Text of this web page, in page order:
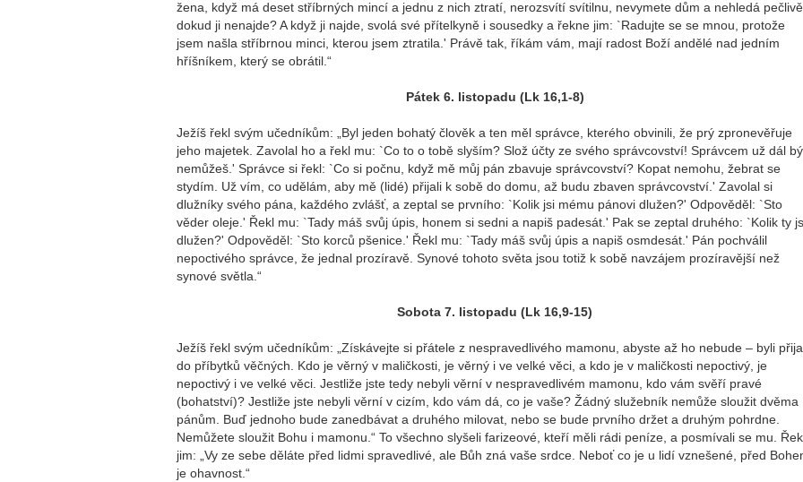
žena, když má deset stříbrných mincí a jednu z nich ztratí, nerozsvítí svítilnu, nevymete dům a nehledá
dokud ji nenajde? A když ji najde, svolá své přítelkyně i sousedky a řekne jim: `Radujte se se mnou, protože
jsem našla stříbrnou minci, kterou jsem ztratila.' Právě tak, říkám vám, mají radost Boží andělé nad jedním
hříšníkem, který se obrátil.“
Pátek 6. listopadu (Lk 16,1-8)
Ježíš řekl svým učedníkům: „Byl jeden bohatý člověk a ten měl správce, kterého obvinili, že prý zpronevěřuje
jeho majetek. Zavolal ho a řekl mu: `Co to o tobě slyším? Slož účty ze svého správcovství! Správcem už dál
nemůžeš.' Správce si řekl: `Co si počnu, když mě můj pán zbavuje správcovství? Kopat nemohu, žebrat se
stydím. Už vím, co udělám, aby mě (lidé) přijali k sobě do domu, až budu zbaven správcovství.' Zavolal si
dlužníky svého pána, každého zvlášť, a zeptal se prvního: `Kolik jsi mému pánovi dlužen?' Odpověděl: `Sto
věder oleje.' Řekl mu: `Tady máš svůj úpis, honem si sedni a napiš padesát.' Pak se zeptal druhého: `Kolik ty
dlužen?' Odpověděl: `Sto korců pšenice.' Řekl mu: `Tady máš svůj úpis a napiš osmdesát.' Pán pochválil
nepoctivého správce, že jednal prozíravě. Synové tohoto světa jsou totiž k sobě navzájem prozíravější než
synové světla.“
Sobota 7. listopadu (Lk 16,9-15)
Ježíš řekl svým učedníkům: „Získávejte si přátele z nespravedlivého mamonu, abyste až ho nebude – byli
do příbytků věčných. Kdo je věrný v maličkosti, je věrný i ve velké věci, a kdo je v maličkosti nepoctivý, je
nepoctivý i ve velké věci. Jestliže jste tedy nebyli věrní v nespravedlivém mamonu, kdo vám svěří pravé
(bohatství)? Jestliže jste nebyli věrní v cizím, kdo vám dá, co je vaše? Žádný služebník nemůže sloužit dvěma
pánům. Buď jednoho bude zanedbávat a druhého milovat, nebo se bude prvního držet a druhým pohrdne.
Nemůžete sloužit Bohu i mamonu.“ To všechno slyšeli farizeové, kteří měli rádi peníze, a posmívali se mu. Řekl
jim: „Vy ze sebe děláte před lidmi spravedlivé, ale Bůh zná vaše srdce. Neboť co je u lidí vznešené, před
je ohavnost.“